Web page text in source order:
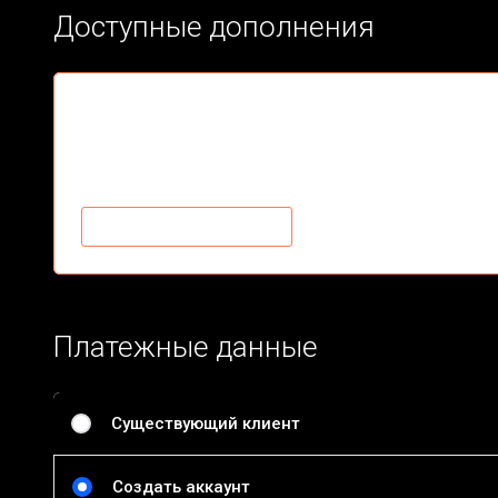
Доступные дополнения
Платежные данные
Существующий клиент
Создать аккаунт